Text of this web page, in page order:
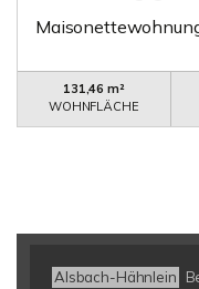
131,46 m²
WOHNFLÄCHE
Alsbach-Hähnlein